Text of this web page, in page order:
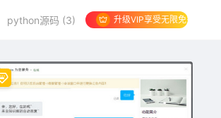
python源码 (3) 升级VIP享受无限免费下载